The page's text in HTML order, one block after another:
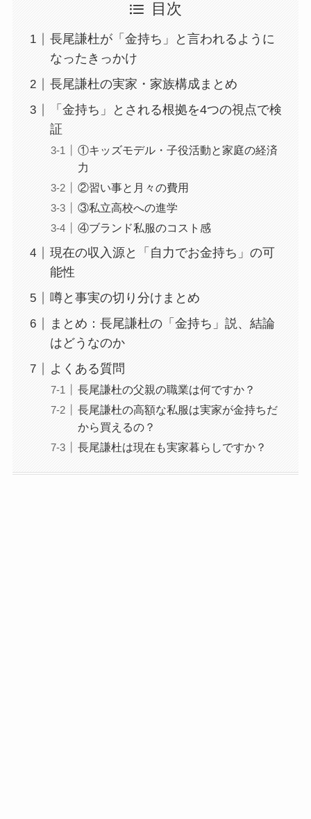
目次
長尾謙杜が「金持ち」と言われるように
なったきっかけ
長尾謙杜の実家・家族構成まとめ
「金持ち」とされる根拠を4つの視点で検
証
①キッズモデル・子役活動と家庭の経済
力
②習い事と月々の費用
③私立高校への進学
④ブランド私服のコスト感
現在の収入源と「自力でお金持ち」の可
能性
噂と事実の切り分けまとめ
まとめ：長尾謙杜の「金持ち」説、結論
はどうなのか
よくある質問
長尾謙杜の父親の職業は何ですか？
長尾謙杜の高額な私服は実家が金持ちだ
から買えるの？
長尾謙杜は現在も実家暮らしですか？